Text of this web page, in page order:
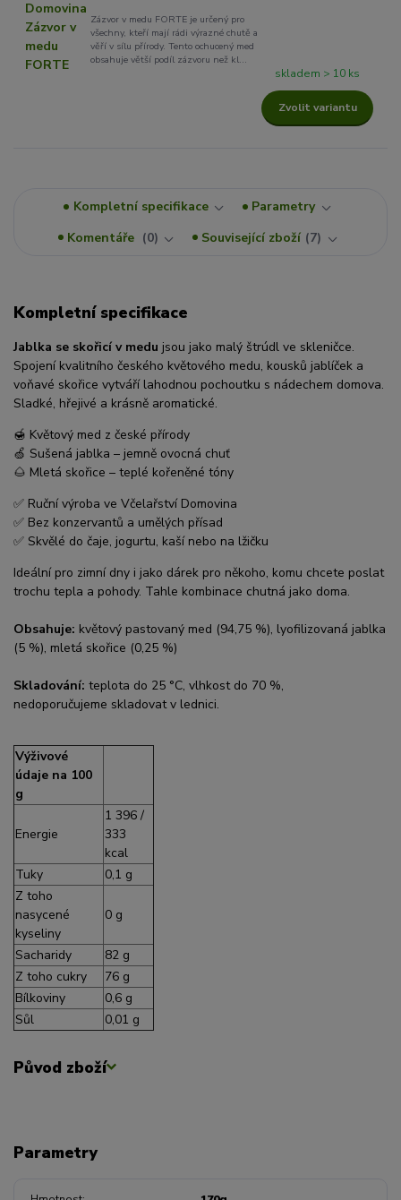
Zázvor v medu FORTE je určený pro
všechny, kteří mají rádi výrazné chutě a
věří v sílu přírody. Tento ochucený med
obsahuje větší podíl zázvoru než kl...
skladem > 10 ks
Zvolit variantu
Kompletní specifikace
Parametry
Komentáře
0 Související zboží 7
Kompletní specifikace
Jablka se skořicí v medu jsou jako malý štrúdl ve skleničce.
Spojení kvalitního českého květového medu, kousků jablíček a
voňavé skořice vytváří lahodnou pochoutku s nádechem domova.
Sladké, hřejivé a krásně aromatické.
🍯 Květový med z české přírody
🍏 Sušená jablka – jemně ovocná chuť
🌰 Mletá skořice – teplé kořeněné tóny
✅ Ruční výroba ve Včelařství Domovina
✅ Bez konzervantů a umělých přísad
✅ Skvělé do čaje, jogurtu, kaší nebo na lžičku
Ideální pro zimní dny i jako dárek pro někoho, komu chcete poslat
trochu tepla a pohody. Tahle kombinace chutná jako doma.
Obsahuje: květový pastovaný med (94,75 %), lyofilizovaná jablka
(5 %), mletá skořice (0,25 %)
Skladování: teplota do 25 °C, vlhkost do 70 %,
nedoporučujeme skladovat v lednici.
Výživové
údaje na 100
g
Energie
1 396 /
333
kcal
Tuky
0,1 g
Z toho
nasycené
kyseliny
0 g
Sacharidy
82 g
Z toho cukry
76 g
Bílkoviny
0,6 g
Sůl
0,01 g
Původ zboží
Parametry